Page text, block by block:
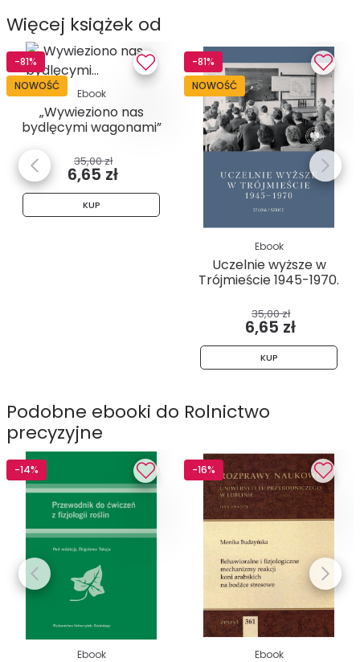
Więcej książek od
-81%
NOWOŚĆ
Ebook
„Wywieziono nas
bydlęcymi wagonami”
35,00 zł
6,65 zł
KUP
-81%
NOWOŚĆ
Ebook
Uczelnie wyższe w
Trójmieście 1945-1970.
35,00 zł
6,65 zł
KUP
Podobne ebooki do Rolnictwo
precyzyjne
-14%
Ebook
-16%
Ebook